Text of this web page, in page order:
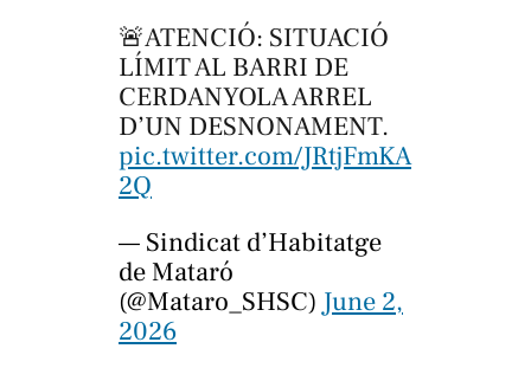
🚨ATENCIÓ: SITUACIÓ
LÍMIT AL BARRI DE
CERDANYOLA ARREL
D’UN DESNONAMENT.
pic.twitter.com/JRtjFmKA
2Q
— Sindicat d’Habitatge
de Mataró
(@Mataro_SHSC) June 2,
2026